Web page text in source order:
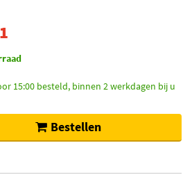
15:00 besteld, binnen 2 werkdagen bij u
Bestellen